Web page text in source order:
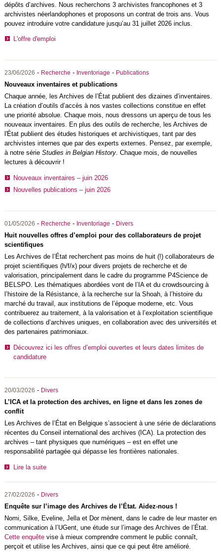
dépôts d’archives. Nous recherchons 3 archivistes francophones et 3
archivistes néerlandophones et proposons un contrat de trois ans. Vous
pouvez introduire votre candidature jusqu’au 31 juillet 2026 inclus.
L'offre d'emploi
23/06/2026 - Recherche - Inventoriage - Publications
Nouveaux inventaires et publications
Chaque année, les Archives de l’État publient des dizaines d’inventaires.
La création d’outils d’accès à nos vastes collections constitue en effet
une priorité absolue. Chaque mois, nous dressons un aperçu de tous les
nouveaux inventaires. En plus des outils de recherche, les Archives de
l'État publient des études historiques et archivistiques, tant par des
archivistes internes que par des experts externes. Pensez, par exemple,
à notre série Studies in Belgian History. Chaque mois, de nouvelles
lectures à découvrir !
Nouveaux inventaires – juin 2026
Nouvelles publications – juin 2026
01/05/2026 - Recherche - Inventoriage - Divers
Huit nouvelles offres d’emploi pour des collaborateurs de projet
scientifiques
Les Archives de l’État recherchent pas moins de huit (!) collaborateurs de
projet scientifiques (h/f/x) pour divers projets de recherche et de
valorisation, principalement dans le cadre du programme P4Science de
BELSPO. Les thématiques abordées vont de l’IA et du crowdsourcing à
l’histoire de la Résistance, à la recherche sur la Shoah, à l’histoire du
marché du travail, aux institutions de l’époque moderne, etc. Vous
contribuerez au traitement, à la valorisation et à l’exploitation scientifique
de collections d’archives uniques, en collaboration avec des universités et
des partenaires patrimoniaux.
Découvrez ici les offres d’emploi ouvertes et leurs dates limites de
candidature
20/03/2026 - Divers
L’ICA et la protection des archives, en ligne et dans les zones de
conflit
Les Archives de l’État en Belgique s’associent à une série de déclarations
récentes du Conseil international des archives (ICA). La protection des
archives – tant physiques que numériques – est en effet une
responsabilité partagée qui dépasse les frontières nationales.
Lire la suite
27/02/2026 - Divers
Enquête sur l’image des Archives de l’État. Aidez-nous !
Nomi, Silke, Eveline, Jella et Dor mènent, dans le cadre de leur master en
communication à l’UGent, une étude sur l’image des Archives de l’État.
Cette enquêtevise à mieux comprendre comment le public connaît,
perçoit et utilise les Archives, ainsi que ce qui peut être amélioré.